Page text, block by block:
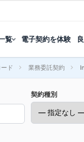
覧 電子契約を体験
ド 業務委託契約
契約種別